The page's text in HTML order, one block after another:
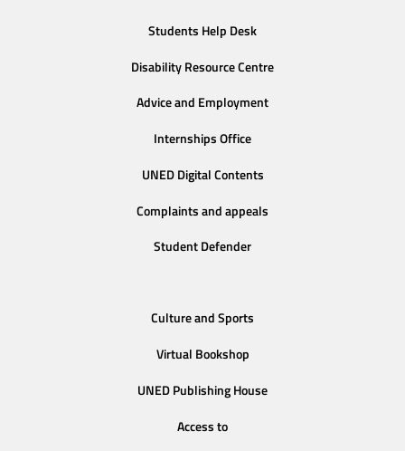
Students Help Desk
Disability Resource Centre
Advice and Employment
Internships Office
UNED Digital Contents
Complaints and appeals
Student Defender
Culture and Sports
Virtual Bookshop
UNED Publishing House
Access to